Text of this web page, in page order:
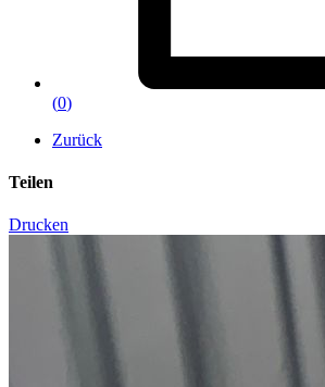
(0)
Zurück
Teilen
Drucken